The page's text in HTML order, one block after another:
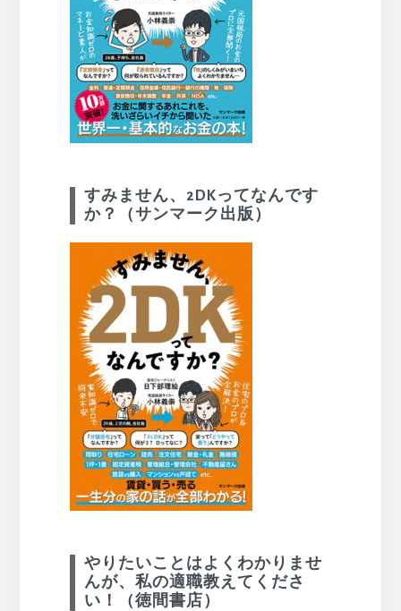
すみません、2DKってなんです
か？（サンマーク出版）
やりたいことはよくわかりませ
んが、私の適職教えてくださ
い！（徳間書店）